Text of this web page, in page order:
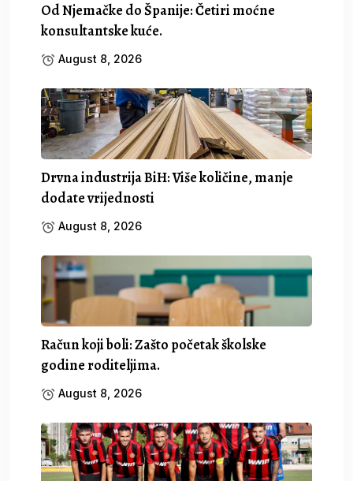
Od Njemačke do Španije: Četiri moćne
konsultantske kuće.
August 8, 2026
Drvna industrija BiH: Više količine, manje
dodate vrijednosti
August 8, 2026
Račun koji boli: Zašto početak školske
godine roditeljima.
August 8, 2026